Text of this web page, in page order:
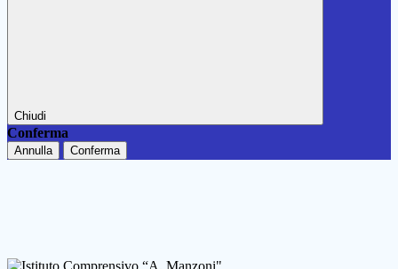
Chiudi
Conferma
Annulla Conferma